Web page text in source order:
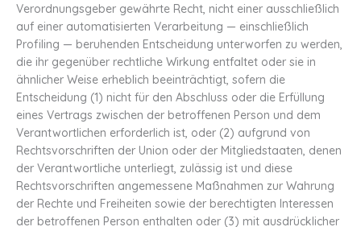
Verordnungsgeber gewährte Recht, nicht einer ausschließlich
auf einer automatisierten Verarbeitung — einschließlich
Profiling — beruhenden Entscheidung unterworfen zu werden,
die ihr gegenüber rechtliche Wirkung entfaltet oder sie in
ähnlicher Weise erheblich beeinträchtigt, sofern die
Entscheidung (1) nicht für den Abschluss oder die Erfüllung
eines Vertrags zwischen der betroffenen Person und dem
Verantwortlichen erforderlich ist, oder (2) aufgrund von
Rechtsvorschriften der Union oder der Mitgliedstaaten, denen
der Verantwortliche unterliegt, zulässig ist und diese
Rechtsvorschriften angemessene Maßnahmen zur Wahrung
der Rechte und Freiheiten sowie der berechtigten Interessen
der betroffenen Person enthalten oder (3) mit ausdrücklicher